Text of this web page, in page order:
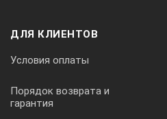
ДЛЯ КЛИЕНТОВ
Условия оплаты
Порядок возврата и
гарантия